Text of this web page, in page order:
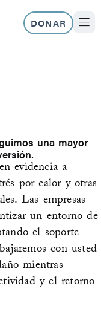
DONAR
una mayor
evidencia a
por calor y otras
Las empresas
un entorno de
el soporte
con usted
mientras
y el retorno